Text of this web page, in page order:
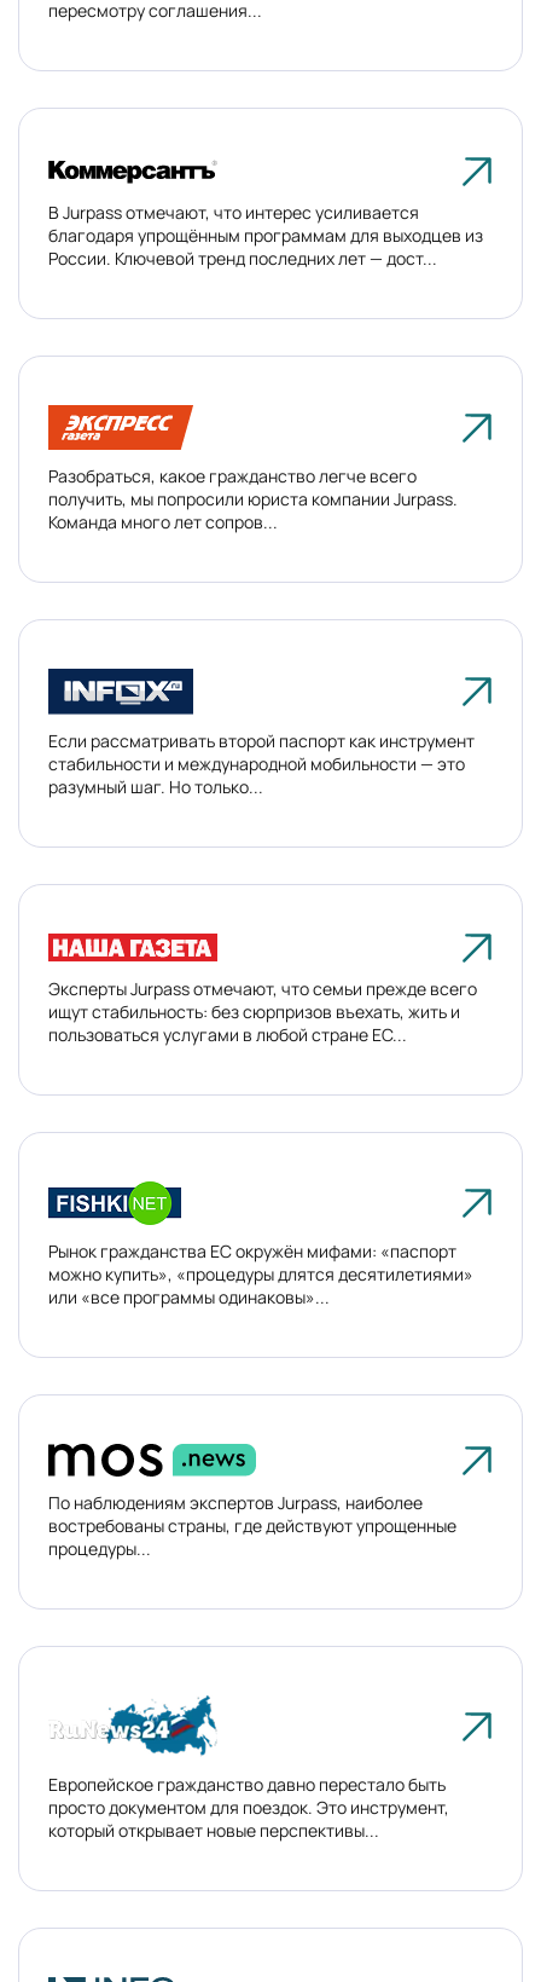
пересмотру соглашения...
В Jurpass отмечают, что интерес усиливается
благодаря упрощённым программам для выходцев из
России. Ключевой тренд последних лет — дост...
Разобраться, какое гражданство легче всего
получить, мы попросили юриста компании Jurpass.
Команда много лет сопров...
Если рассматривать второй паспорт как инструмент
стабильности и международной мобильности — это
разумный шаг. Но только...
Эксперты Jurpass отмечают, что семьи прежде всего
ищут стабильность: без сюрпризов въехать, жить и
пользоваться услугами в любой стране ЕС...
Рынок гражданства ЕС окружён мифами: «паспорт
можно купить», «процедуры длятся десятилетиями»
или «все программы одинаковы»...
По наблюдениям экспертов Jurpass, наиболее
востребованы страны, где действуют упрощенные
процедуры...
Европейское гражданство давно перестало быть
просто документом для поездок. Это инструмент,
который открывает новые перспективы...